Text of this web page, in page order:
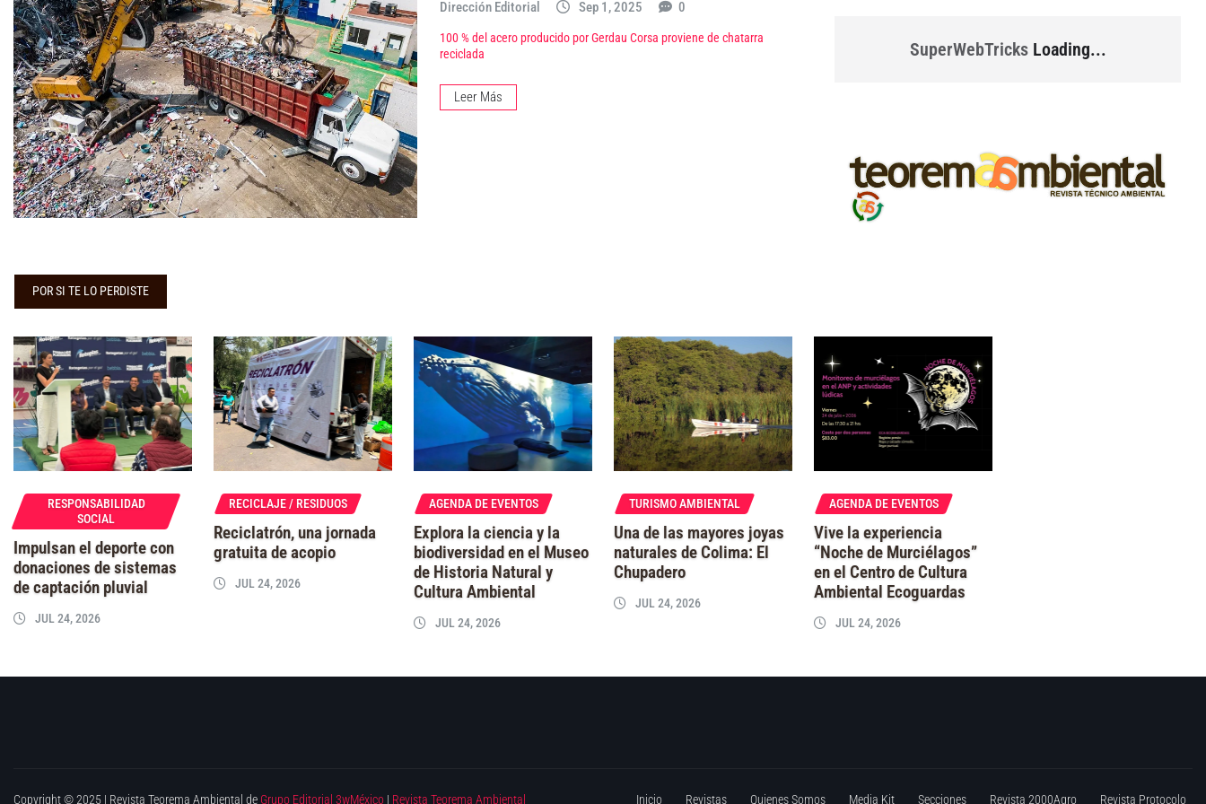
Dirección Editorial Sep 1, 2025 0
100 % del acero producido por Gerdau Corsa proviene de chatarra
reciclada
Leer Más
SuperWebTricksLoading...
POR SI TE LO PERDISTE
RESPONSABILIDAD
SOCIAL
Impulsan el deporte con
donaciones de sistemas
de captación pluvial
JUL 24, 2026
RECICLAJE / RESIDUOS
Reciclatrón, una jornada
gratuita de acopio
JUL 24, 2026
AGENDA DE EVENTOS
Explora la ciencia y la
biodiversidad en el Museo
de Historia Natural y
Cultura Ambiental
JUL 24, 2026
TURISMO AMBIENTAL
Una de las mayores joyas
naturales de Colima: El
Chupadero
JUL 24, 2026
AGENDA DE EVENTOS
Vive la experiencia
“Noche de Murciélagos”
en el Centro de Cultura
Ambiental Ecoguardas
JUL 24, 2026
Copyright © 2025 | Revista Teorema Ambiental de Grupo Editorial 3wMéxico | Revista Teorema Ambiental Inicio Revistas Quienes Somos Media Kit Secciones Revista 2000Agro Revista Protocolo